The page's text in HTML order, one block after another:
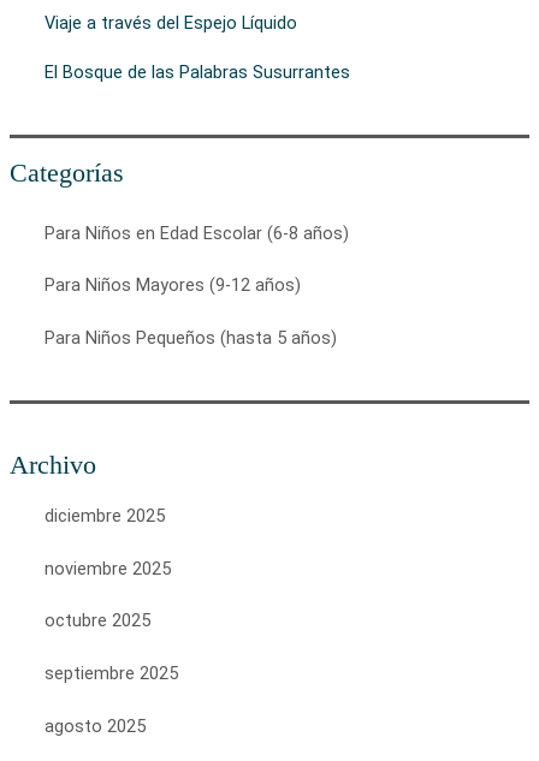
Viaje a través del Espejo Líquido
El Bosque de las Palabras Susurrantes
Categorías
Para Niños en Edad Escolar (6-8 años)
Para Niños Mayores (9-12 años)
Para Niños Pequeños (hasta 5 años)
Archivo
diciembre 2025
noviembre 2025
octubre 2025
septiembre 2025
agosto 2025